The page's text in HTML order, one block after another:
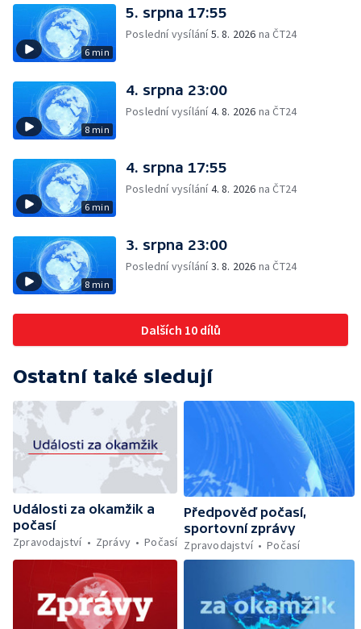
6 min
5. srpna 17:55
Poslední vysílání5. 8. 2026 na ČT24
8 min
4. srpna 23:00
Poslední vysílání4. 8. 2026 na ČT24
6 min
4. srpna 17:55
Poslední vysílání4. 8. 2026 na ČT24
8 min
3. srpna 23:00
Poslední vysílání3. 8. 2026 na ČT24
Dalších 10 dílů
Ostatní také sledují
Události za okamžik a
počasí
Zpravodajství
Zprávy Počasí
Předpověď počasí,
sportovní zprávy
Zpravodajství
Počasí